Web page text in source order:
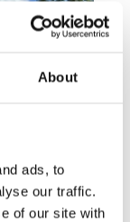
About
ads, to
our traffic.
of our site with